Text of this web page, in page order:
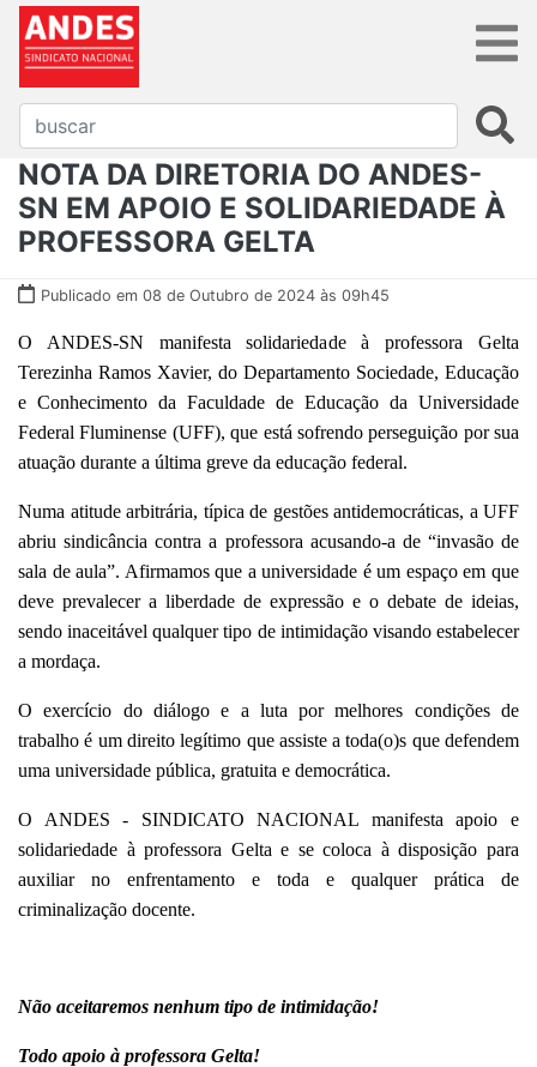
NOTA DA DIRETORIA DO ANDES-
SN EM APOIO E SOLIDARIEDADE À
PROFESSORA GELTA
Publicado em 08 de Outubro de 2024 às 09h45
O ANDES-SN manifesta solidariedade à professora Gelta
Terezinha Ramos Xavier, do Departamento Sociedade, Educação
e Conhecimento da Faculdade de Educação da Universidade
Federal Fluminense (UFF), que está sofrendo perseguição por sua
atuação durante a última greve da educação federal.
Numa atitude arbitrária, típica de gestões antidemocráticas, a UFF
abriu sindicância contra a professora acusando-a de “invasão de
sala de aula”. Afirmamos que a universidade é um espaço em que
deve prevalecer a liberdade de expressão e o debate de ideias,
sendo inaceitável qualquer tipo de intimidação visando estabelecer
a mordaça.
O exercício do diálogo e a luta por melhores condições de
trabalho é um direito legítimo que assiste a toda(o)s que defendem
uma universidade pública, gratuita e democrática.
O ANDES - SINDICATO NACIONAL manifesta apoio e
solidariedade à professora Gelta e se coloca à disposição para
auxiliar no enfrentamento e toda e qualquer prática de
criminalização docente.
Não aceitaremos nenhum tipo de intimidação!
Todo apoio à professora Gelta!